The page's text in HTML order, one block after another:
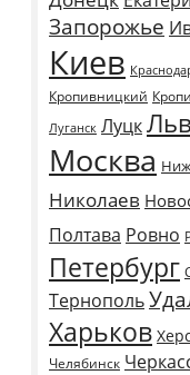
Запорожье
Киев
Кропивницкий
Луганск Луцк
Москва
Николаев
Полтава Ровно
Петербург
Тернополь
Харьков
Челябинск